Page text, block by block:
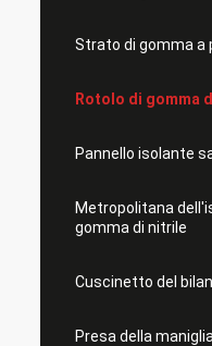
Strato di gomma a
Rotolo di gomma
Pannello isolante
Metropolitana
gomma di nitrile
Cuscinetto del
Presa della